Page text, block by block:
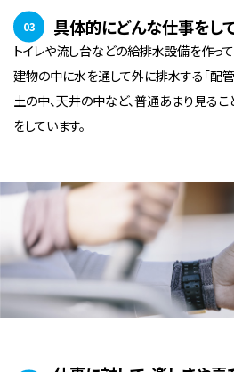
03 具体的にどんな仕事をし
トイレや流し台などの給排水設備を作って
建物の中に水を通して外に排水する「配
土の中、天井の中など、普通あまり見る
をしています。